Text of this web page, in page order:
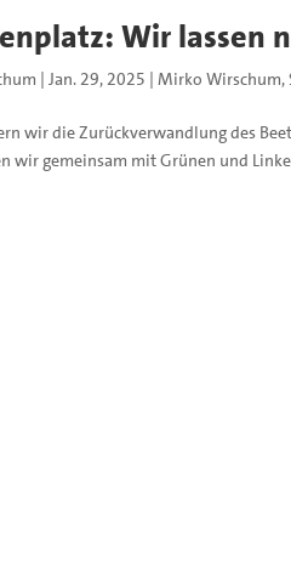
Wir lassen
|Jan. 29, 2025 |Mirko Wirschum,
wir die Zurückverwandlung des
wir gemeinsam mit Grünen und